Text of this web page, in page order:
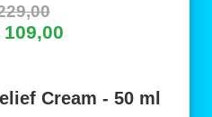
Cream - 50 ml